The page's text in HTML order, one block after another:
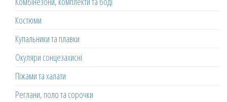
Костюми
Купальники та плавки
Окуляри сонцезахисні
Піжами та халати
Реглани, поло та сорочки